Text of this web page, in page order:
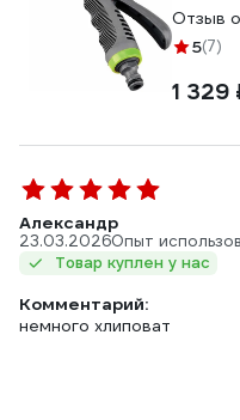
Отзыв
5(7)
1 329
Александр
23.03.2026Опыт
Товар куплен у нас
Комментарий:
немного хлиповат